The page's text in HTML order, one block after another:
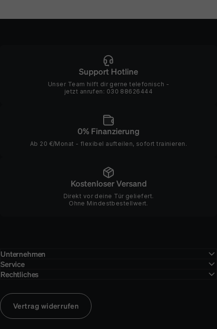
Support Hotline
Unser Team hilft dir gerne telefonisch -
jetzt anrufen: 030 88626444
0% Finanzierung
Ab 20 €/Monat - flexibel aufteilen, sofort trainieren.
Kostenloser Versand
Direkt vor deine Tür geliefert.
Ohne Mindestbestellwert.
Unternehmen
Service
Rechtliches
Vertrag widerrufen